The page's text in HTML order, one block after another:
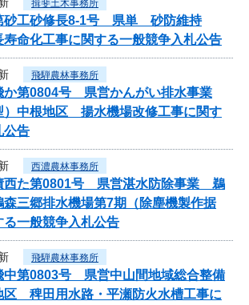
揖斐土木事務所
砂工砂修長8-1号 県単 砂防維持
寿命化工事に関する一般競争入札公告
飛騨農林事務所
か第0804号 県営かんがい排水事業
）中根地区 揚水機場改修工事に関す
公告
西濃農林事務所
西た第0801号 県営湛水防除事業 鵜
三郷排水機場第7期（除塵機製作据
一般競争入札公告
飛騨農林事務所
中第0803号 県営中山間地域総合整備
稗田用水路・平瀬防火水槽工事に